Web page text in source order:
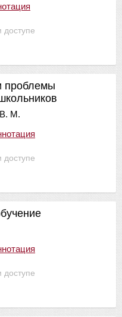
доступе
доступе
проблемы
М.
доступе